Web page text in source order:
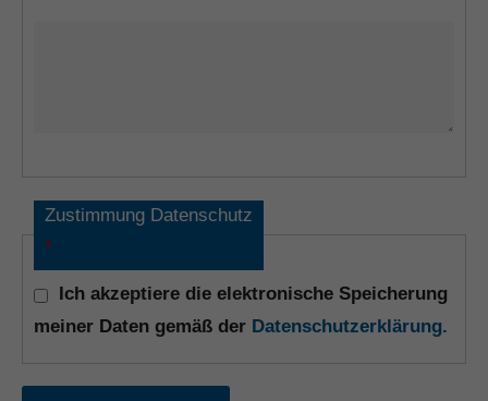
Zustimmung Datenschutz
*
Ich akzeptiere die elektronische Speicherung
meiner Daten gemäß der Datenschutzerklärung.